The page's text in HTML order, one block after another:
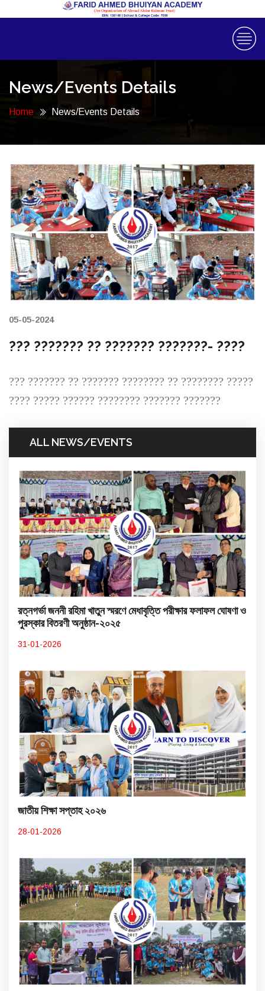
News/Events Details
Home News/Events Details
05-05-2024
??? ??????? ?? ??????? ???????- ????
??? ??????? ?? ??????? ???????? ?? ???????? ?????
???? ????? ?????? ???????? ??????? ???????
ALL NEWS/EVENTS
রত্নগর্ভা জননী রহিমা খাতুন স্মরণে মেধাবৃত্তি পরীক্ষার ফলাফল ঘোষণা ও
পুরস্কার বিতরণী অনুষ্ঠান-২০২৫
31-01-2026
জাতীয় শিক্ষা সপ্তাহ ২০২৬
28-01-2026